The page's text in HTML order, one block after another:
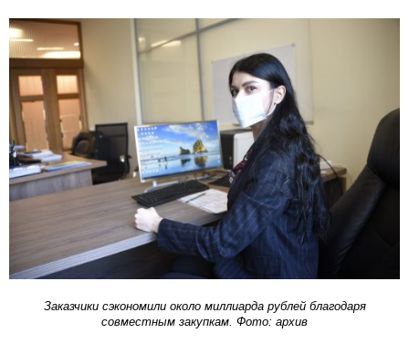
Заказчики сэкономили около миллиарда рублей благодаря
совместным закупкам. Фото: архив